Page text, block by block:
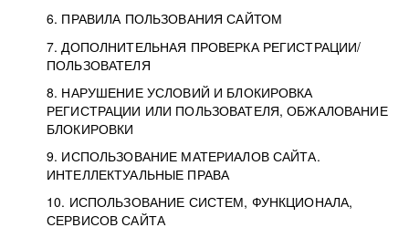
6. ПРАВИЛА ПОЛЬЗОВАНИЯ САЙТОМ
7. ДОПОЛНИТЕЛЬНАЯ ПРОВЕРКА РЕГИСТРАЦИИ/
ПОЛЬЗОВАТЕЛЯ
8. НАРУШЕНИЕ УСЛОВИЙ И БЛОКИРОВКА
РЕГИСТРАЦИИ ИЛИ ПОЛЬЗОВАТЕЛЯ, ОБЖАЛОВАНИЕ
БЛОКИРОВКИ
9. ИСПОЛЬЗОВАНИЕ МАТЕРИАЛОВ САЙТА.
ИНТЕЛЛЕКТУАЛЬНЫЕ ПРАВА
10. ИСПОЛЬЗОВАНИЕ СИСТЕМ, ФУНКЦИОНАЛА,
СЕРВИСОВ САЙТА